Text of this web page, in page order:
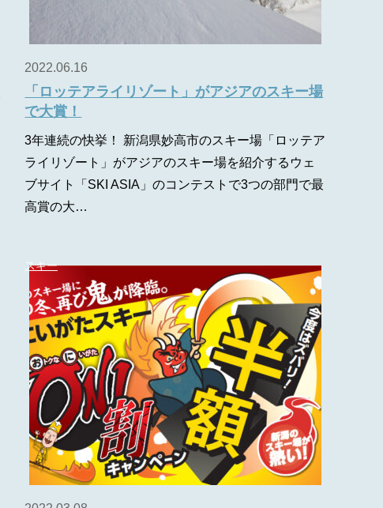
2022.06.16
「ロッテアライリゾート」がアジアのスキー場
で大賞！
3年連続の快挙！ 新潟県妙高市のスキー場「ロッテア
ライリゾート」がアジアのスキー場を紹介するウェ
ブサイト「SKI ASIA」のコンテストで3つの部門で最
高賞の大…
スキー